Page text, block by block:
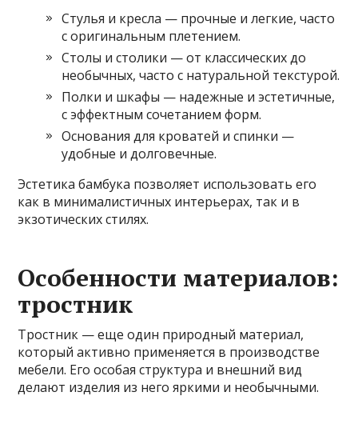
Стулья и кресла — прочные и легкие, часто
с оригинальным плетением.
Столы и столики — от классических до
необычных, часто с натуральной текстурой.
Полки и шкафы — надежные и эстетичные,
с эффектным сочетанием форм.
Основания для кроватей и спинки —
удобные и долговечные.
Эстетика бамбука позволяет использовать его
как в минималистичных интерьерах, так и в
экзотических стилях.
Особенности материалов:
тростник
Тростник — еще один природный материал,
который активно применяется в производстве
мебели. Его особая структура и внешний вид
делают изделия из него яркими и необычными.